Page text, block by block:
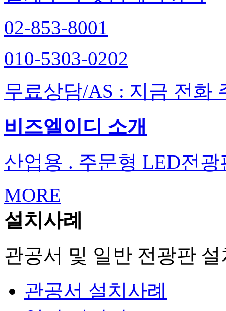
02-853-8001
010-5303-0202
무료상담/AS : 지금 전화
비즈엘이디 소개
산업용 . 주문형 LED전광
MORE
설치사례
관공서 및 일반 전광판
관공서 설치사례